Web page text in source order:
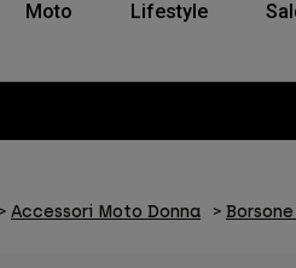
Moto Lifestyle
Accessori Moto Donna